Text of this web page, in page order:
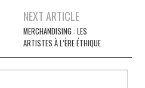
NEXT ARTICLE
MERCHANDISING : LES
ARTISTES À L’ÈRE ÉTHIQUE